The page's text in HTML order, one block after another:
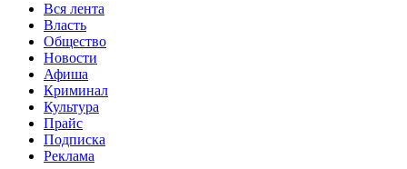
Вся лента
Власть
Общество
Новости
Афиша
Криминал
Культура
Прайс
Подписка
Реклама